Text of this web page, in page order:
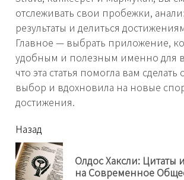
отслеживать свои пробежки,
результаты и делиться
Главное — выбрать приложение,
удобным и полезным именно для
что эта статья помогла вам
выбор и вдохновила на новые
достижения.
читать
еще
Назад
Олдос Хаксли: Цитаты
на Современное